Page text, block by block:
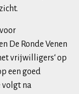
De Ronde Venen
vrijwilligers‘ op
een goed
volgt na